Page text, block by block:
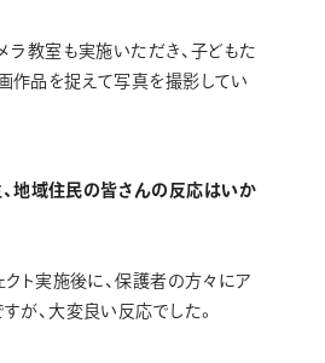
ラ教室も実施いただき、子どもた
作品を捉えて写真を撮影してい
地域住民の皆さんの反応はいか
クト実施後に、保護者の方々にア
が、大変良い反応でした。